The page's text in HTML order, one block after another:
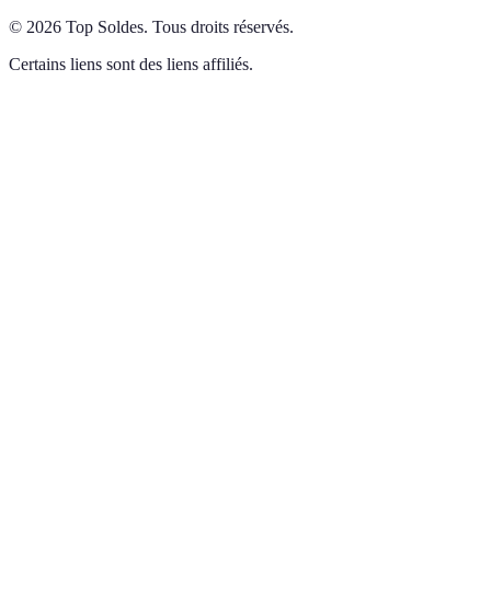
© 2026 Top Soldes. Tous droits réservés.
Certains liens sont des liens affiliés.